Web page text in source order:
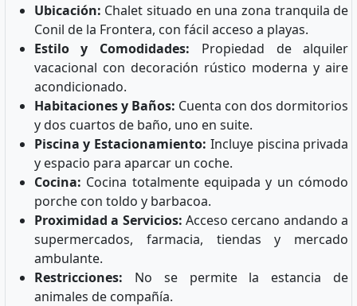
Ubicación: Chalet situado en una zona tranquila de
Conil de la Frontera, con fácil acceso a playas.
Estilo y Comodidades: Propiedad de alquiler
vacacional con decoración rústico moderna y aire
acondicionado.
Habitaciones y Baños: Cuenta con dos dormitorios
y dos cuartos de baño, uno en suite.
Piscina y Estacionamiento: Incluye piscina privada
y espacio para aparcar un coche.
Cocina: Cocina totalmente equipada y un cómodo
porche con toldo y barbacoa.
Proximidad a Servicios: Acceso cercano andando a
supermercados, farmacia, tiendas y mercado
ambulante.
Restricciones: No se permite la estancia de
animales de compañía.